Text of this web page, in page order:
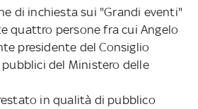
di inchiesta sui "Grandi eventi"
quattro persone fra cui Angelo
presidente del Consiglio
del Ministero delle
in qualità di pubblico